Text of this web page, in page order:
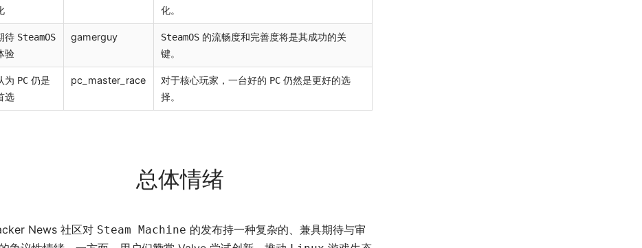
化。
待 SteamOS
验
gamerguy SteamOS 的流畅度和完善度将是其成功的关
键。
为 PC 仍是
选
pc_master_race 对于核心玩家，一台好的 PC 仍然是更好的选
择。
总体情绪
News 社区对 Steam Machine 的发布持一种复杂的、兼具期待与审